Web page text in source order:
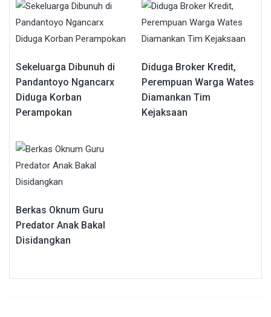
Sekeluarga Dibunuh di
Pandantoyo Ngancarx
Diduga Korban
Perampokan
Diduga Broker Kredit,
Perempuan Warga Wates
Diamankan Tim
Kejaksaan
Berkas Oknum Guru
Predator Anak Bakal
Disidangkan